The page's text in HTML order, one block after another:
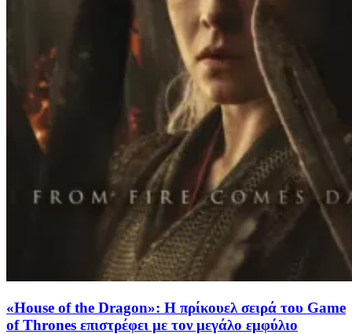
«House of the Dragon»: Η πρίκουελ σειρά του Game
of Thrones επιστρέφει με τον μεγάλο εμφύλιο